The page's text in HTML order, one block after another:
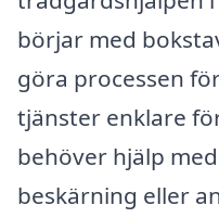
börjar med
göra processen
tjänster enklare
behöver hjälp
beskärning eller